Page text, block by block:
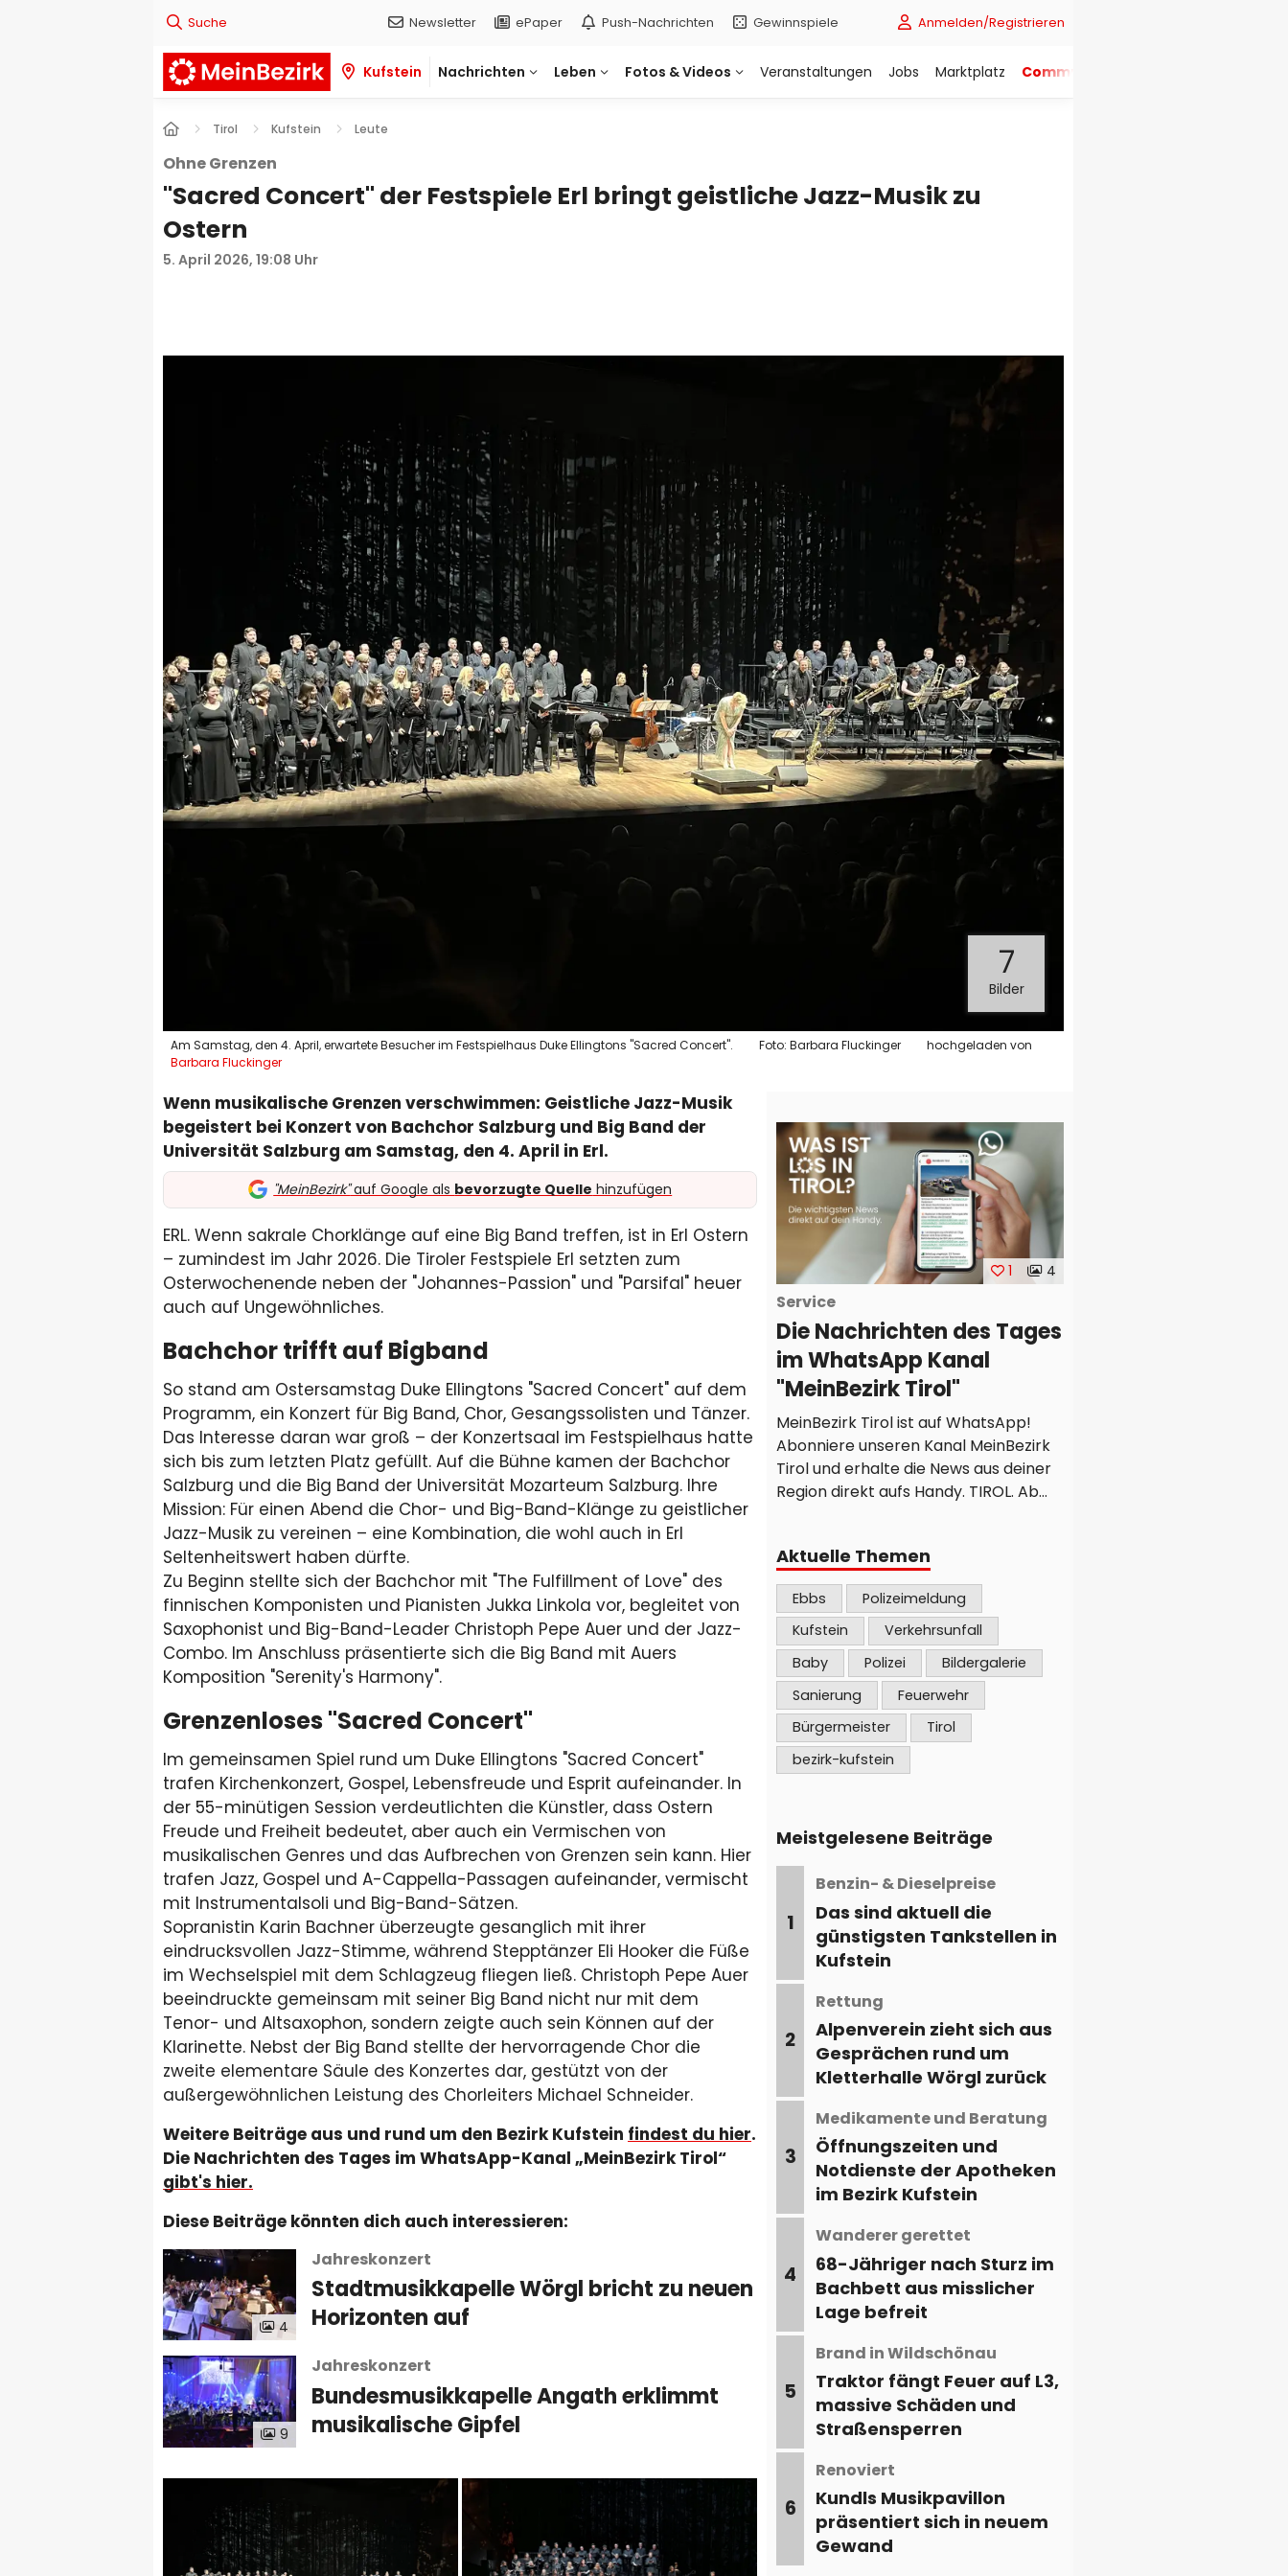
Suche Newsletter ePaper Push-Nachrichten Gewinnspiele Anmelden/Registrieren
Kufstein Nachrichten Leben Fotos & Videos Veranstaltungen Jobs Marktplatz Community
Tirol Kufstein Leute
Ohne Grenzen
"Sacred Concert" der Festspiele Erl bringt geistliche Jazz-Musik zu
Ostern
5. April 2026, 19:08 Uhr
7
Bilder
Am Samstag, den 4. April, erwartete Besucher im Festspielhaus Duke Ellingtons "Sacred Concert". Foto: Barbara Fluckinger
hochgeladen von
Barbara Fluckinger
Wenn musikalische Grenzen verschwimmen: Geistliche Jazz-Musik
begeistert bei Konzert von Bachchor Salzburg und Big Band der
Universität Salzburg am Samstag, den 4. April in Erl.
"MeinBezirk"auf Google als bevorzugte Quelle hinzufügen
ERL. Wenn sakrale Chorklänge auf eine Big Band treffen, ist in Erl Ostern
– zumindest im Jahr 2026. Die Tiroler Festspiele Erl setzten zum
Osterwochenende neben der "Johannes-Passion" und "Parsifal" heuer
auch auf Ungewöhnliches.
Bachchor trifft auf Bigband
So stand am Ostersamstag Duke Ellingtons "Sacred Concert" auf dem
Programm, ein Konzert für Big Band, Chor, Gesangssolisten und Tänzer.
Das Interesse daran war groß – der Konzertsaal im Festspielhaus hatte
sich bis zum letzten Platz gefüllt. Auf die Bühne kamen der Bachchor
Salzburg und die Big Band der Universität Mozarteum Salzburg. Ihre
Mission: Für einen Abend die Chor- und Big-Band-Klänge zu geistlicher
Jazz-Musik zu vereinen – eine Kombination, die wohl auch in Erl
Seltenheitswert haben dürfte.
Zu Beginn stellte sich der Bachchor mit "The Fulfillment of Love" des
finnischen Komponisten und Pianisten Jukka Linkola vor, begleitet von
Saxophonist und Big-Band-Leader Christoph Pepe Auer und der Jazz-
Combo. Im Anschluss präsentierte sich die Big Band mit Auers
Komposition "Serenity's Harmony".
Grenzenloses "Sacred Concert"
Im gemeinsamen Spiel rund um Duke Ellingtons "Sacred Concert"
trafen Kirchenkonzert, Gospel, Lebensfreude und Esprit aufeinander. In
der 55-minütigen Session verdeutlichten die Künstler, dass Ostern
Freude und Freiheit bedeutet, aber auch ein Vermischen von
musikalischen Genres und das Aufbrechen von Grenzen sein kann. Hier
trafen Jazz, Gospel und A-Cappella-Passagen aufeinander, vermischt
mit Instrumentalsoli und Big-Band-Sätzen.
Sopranistin Karin Bachner überzeugte gesanglich mit ihrer
eindrucksvollen Jazz-Stimme, während Stepptänzer Eli Hooker die Füße
im Wechselspiel mit dem Schlagzeug fliegen ließ. Christoph Pepe Auer
beeindruckte gemeinsam mit seiner Big Band nicht nur mit dem
Tenor- und Altsaxophon, sondern zeigte auch sein Können auf der
Klarinette. Nebst der Big Band stellte der hervorragende Chor die
zweite elementare Säule des Konzertes dar, gestützt von der
außergewöhnlichen Leistung des Chorleiters Michael Schneider.
Weitere Beiträge aus und rund um den Bezirk Kufstein findest du hier.
Die Nachrichten des Tages im WhatsApp-Kanal „MeinBezirk Tirol“
gibt's hier.
Diese Beiträge könnten dich auch interessieren:
4
Jahreskonzert
Stadtmusikkapelle Wörgl bricht zu neuen
Horizonten auf
9
Jahreskonzert
Bundesmusikkapelle Angath erklimmt
musikalische Gipfel
1 4
Service
Die Nachrichten des Tages
im WhatsApp Kanal
"MeinBezirk Tirol"
MeinBezirk Tirol ist auf WhatsApp!
Abonniere unseren Kanal MeinBezirk
Tirol und erhalte die News aus deiner
Region direkt aufs Handy. TIROL. Ab
neuesten Nachrichten, Geschichten
und Updates aus Tirol zu erhalten.
Egal, ob es um lokale Ereignisse,
wichtige Ankündigungen oder
inspirierende Geschichten geht - wir
bringen sie direkt auf dein Handy! Um
unserem WhatsApp-Kanal
beizutreten, musst du nur folgende
Schritte ausführen: ...
Aktuelle Themen
Ebbs
Polizeimeldung
Kufstein
Verkehrsunfall
Baby
Polizei
Bildergalerie
Sanierung
Feuerwehr
Bürgermeister
Tirol
bezirk-kufstein
Meistgelesene Beiträge
1
Benzin- & Dieselpreise
Das sind aktuell die
günstigsten Tankstellen in
Kufstein
2
Rettung
Alpenverein zieht sich aus
Gesprächen rund um
Kletterhalle Wörgl zurück
3
Medikamente und Beratung
Öffnungszeiten und
Notdienste der Apotheken
im Bezirk Kufstein
4
Wanderer gerettet
68-Jähriger nach Sturz im
Bachbett aus misslicher
Lage befreit
5
Brand in Wildschönau
Traktor fängt Feuer auf L3,
massive Schäden und
Straßensperren
6
Renoviert
Kundls Musikpavillon
präsentiert sich in neuem
Gewand